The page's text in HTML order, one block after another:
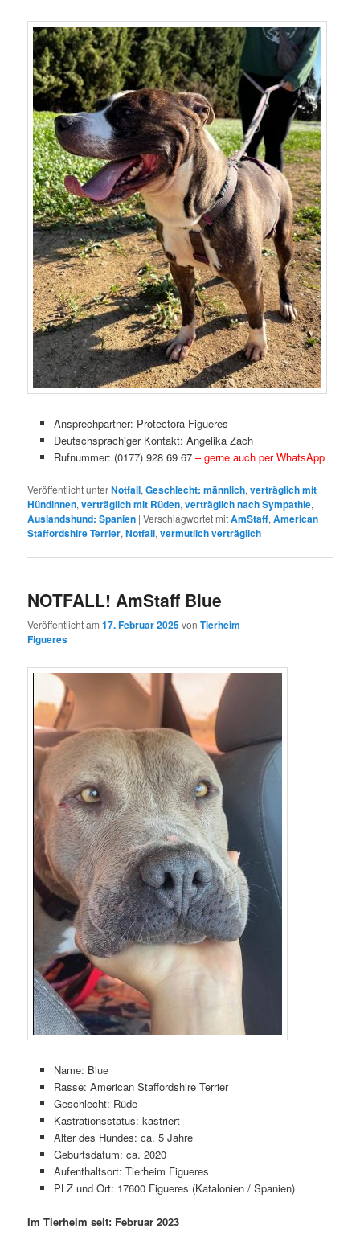
Ansprechpartner: Protectora Figueres
Deutschsprachiger Kontakt: Angelika Zach
Rufnummer: (0177) 928 69 67 – gerne auch per WhatsApp
Veröffentlicht unterNotfall,Geschlecht: männlich,verträglich mit
Hündinnen,verträglich mit Rüden,verträglich nach Sympathie,
Auslandshund: Spanien |Verschlagwortet mitAmStaff,American
Staffordshire Terrier,Notfall,vermutlich verträglich
NOTFALL! AmStaff Blue
Veröffentlicht am17. Februar 2025vonTierheim
Figueres
Name: Blue
Rasse: American Staffordshire Terrier
Geschlecht: Rüde
Kastrationsstatus: kastriert
Alter des Hundes: ca. 5 Jahre
Geburtsdatum: ca. 2020
Aufenthaltsort: Tierheim Figueres
PLZ und Ort: 17600 Figueres (Katalonien / Spanien)
Im Tierheim seit: Februar 2023